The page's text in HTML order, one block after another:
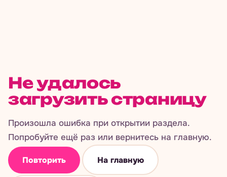
Не удалось
загрузить страницу
Произошла ошибка при открытии раздела.
Попробуйте ещё раз или вернитесь на главную.
Повторить На главную